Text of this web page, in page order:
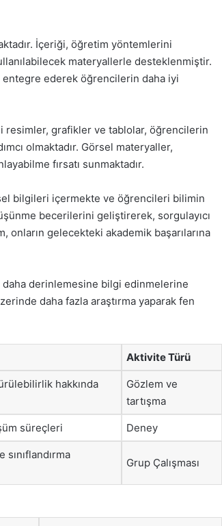
İçeriği, öğretim yöntemlerini
materyallerle desteklenmiştir.
entegre ederek öğrencilerin daha iyi
resimler, grafikler ve tablolar, öğrencilerin
olmaktadır. Görsel materyaller,
fırsatı sunmaktadır.
bilgileri içermekte ve öğrencileri bilimin
becerilerini geliştirerek, sorgulayıcı
gelecekteki akademik başarılarına
derinlemesine bilgi edinmelerine
daha fazla araştırma yaparak fen
Aktivite Türü
hakkında
Gözlem ve
tartışma
süreçleri Deney
Grup Çalışması